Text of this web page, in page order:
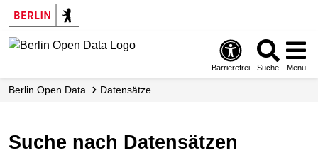
Skip
to
main
Barrierefrei Suche Menü
Berlin Open Data Datensätze
Suche nach Datensätzen